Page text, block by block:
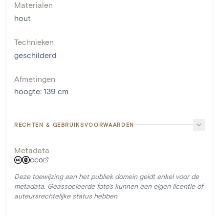
Materialen
hout
Technieken
geschilderd
Afmetingen
hoogte: 139 cm
RECHTEN & GEBRUIKSVOORWAARDEN
Metadata
CC0
Deze toewijzing aan het publiek domein geldt enkel voor de
metadata. Geassocieerde foto's kunnen een eigen licentie of
auteursrechtelijke status hebben.